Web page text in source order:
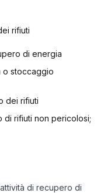
rifiuti
di energia
o stoccaggio
dei rifiuti
di rifiuti non pericolosi;
di recupero di